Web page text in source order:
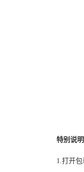
特别说明
1.打开包